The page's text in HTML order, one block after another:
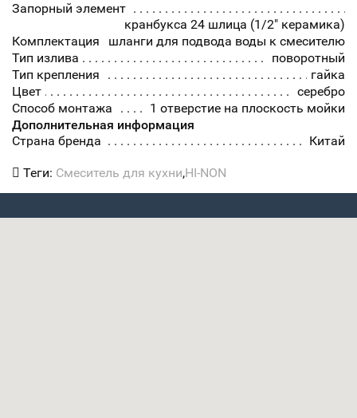
Запорный элемент
кранбукса 24 шлица (1/2" керамика)
Комплектация
шланги для подвода воды к смесителю
Тип излива
поворотный
Тип крепления
гайка
Цвет
серебро
Способ монтажа
1 отверстие на плоскость мойки
Дополнительная информация
Страна бренда
Китай
Теги: Смеситель для кухни,HI-NON